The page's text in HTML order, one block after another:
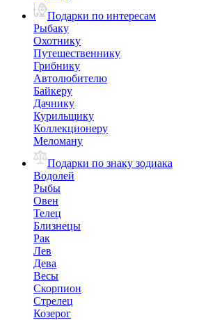
Подарки по интересам
Рыбаку
Охотнику
Путешественнику
Грибнику
Автолюбителю
Байкеру
Дачнику
Курильщику
Коллекционеру
Меломану
Подарки по знаку зодиака
Водолей
Рыбы
Овен
Телец
Близнецы
Рак
Лев
Дева
Весы
Скорпион
Стрелец
Козерог